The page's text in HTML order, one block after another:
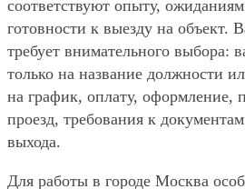
соответствуют опыту,
готовности к выезду на объект.
требует внимательного выбора:
только на название должности
на график, оплату, оформление,
проезд, требования к
выхода.
Для работы в городе Москва